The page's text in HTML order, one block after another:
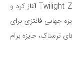
دن سیمونز کار خود را با انتشار آثارش در مجله Twilight Zone آغاز کرد و
جهانی فانتزی برای
ترسناک، جایزه برام